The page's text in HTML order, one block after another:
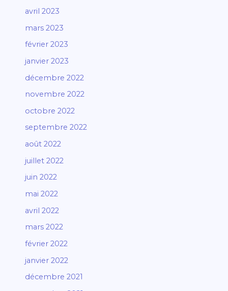
avril 2023
mars 2023
février 2023
janvier 2023
décembre 2022
novembre 2022
octobre 2022
septembre 2022
août 2022
juillet 2022
juin 2022
mai 2022
avril 2022
mars 2022
février 2022
janvier 2022
décembre 2021